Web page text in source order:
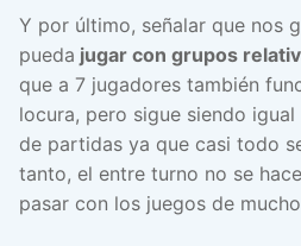
Y por último, señalar que nos
pueda jugar con grupos
que a 7 jugadores también
locura, pero sigue siendo
de partidas ya que casi todo
tanto, el entre turno no se
pasar con los juegos de